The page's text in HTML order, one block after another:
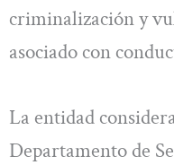
criminalización y
asociado con
La entidad
Departamento de